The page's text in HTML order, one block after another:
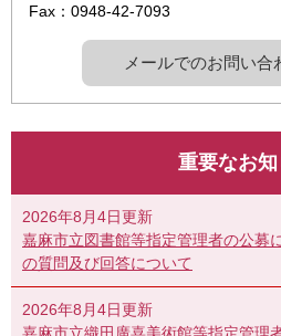
Fax：0948-42-7093
メールでのお問い合
重要なお
2026年8月4日更新
嘉麻市立図書館等指定管理者の公募
の質問及び回答について
2026年8月4日更新
嘉麻市立織田廣喜美術館等指定管理